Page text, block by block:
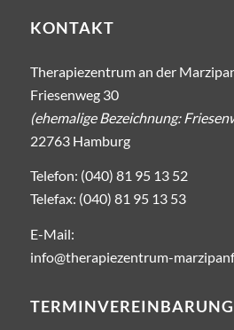
KONTAKT
Therapiezentrum an der
Friesenweg 30
(ehemalige Bezeichnung:
22763 Hamburg
Telefon: (040) 81 95 13 52
Telefax: (040) 81 95 13 53
E-Mail:
info@therapiezentrum-
TERMINVEREINBARUNG